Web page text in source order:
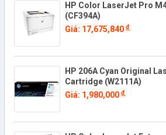
HP Color LaserJet Pro
(CF394A)
Giá: 17,675,840đ
HP 206A Cyan Original
Cartridge (W2111A)
Giá: 1,980,000đ